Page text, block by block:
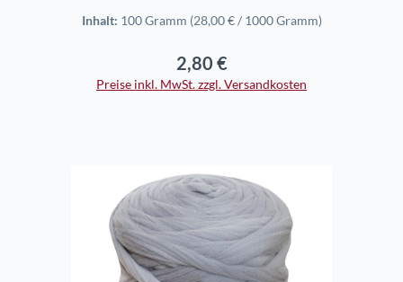
Inhalt: 100 Gramm (28,00 € / 1000 Gramm)
Regulärer Preis:
2,80 €
Preise inkl. MwSt. zzgl. Versandkosten